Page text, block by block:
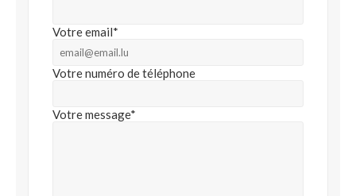
Votre email*
Votre numéro de téléphone
Votre message*